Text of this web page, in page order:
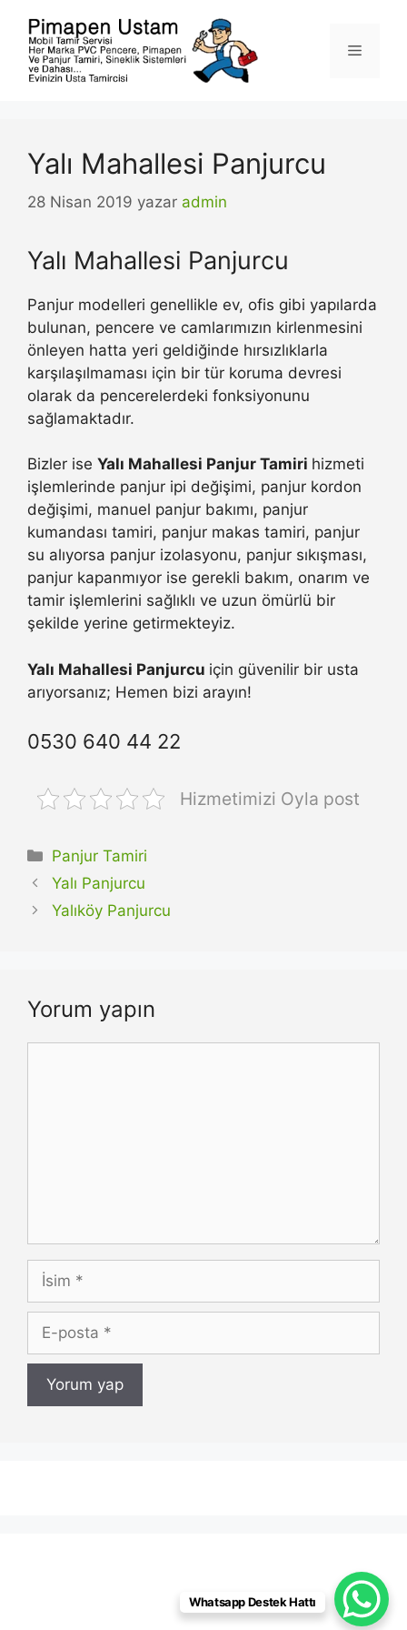
Menü
Yalı Mahallesi Panjurcu
28 Nisan 2019 yazar admin
Yalı Mahallesi Panjurcu
Panjur modelleri genellikle ev, ofis gibi yapılarda
bulunan, pencere ve camlarımızın kirlenmesini
önleyen hatta yeri geldiğinde hırsızlıklarla
karşılaşılmaması için bir tür koruma devresi
olarak da pencerelerdeki fonksiyonunu
sağlamaktadır.
Bizler ise Yalı Mahallesi Panjur Tamiri hizmeti
işlemlerinde panjur ipi değişimi, panjur kordon
değişimi, manuel panjur bakımı, panjur
kumandası tamiri, panjur makas tamiri, panjur
su alıyorsa panjur izolasyonu, panjur sıkışması,
panjur kapanmıyor ise gerekli bakım, onarım ve
tamir işlemlerini sağlıklı ve uzun ömürlü bir
şekilde yerine getirmekteyiz.
Yalı Mahallesi Panjurcu için güvenilir bir usta
arıyorsanız; Hemen bizi arayın!
0530 640 44 22
Hizmetimizi Oyla post
Kategoriler
Panjur Tamiri
Yalı Panjurcu
Yalıköy Panjurcu
Yorum yapın
İsim
posta
Whatsapp Destek Hattı